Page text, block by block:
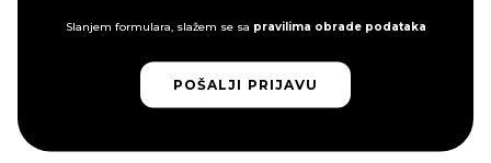
Slanjem formulara, slažem se sa pravilima obrade podataka
POŠALJI PRIJAVU
POŠALJI PRIJAVU